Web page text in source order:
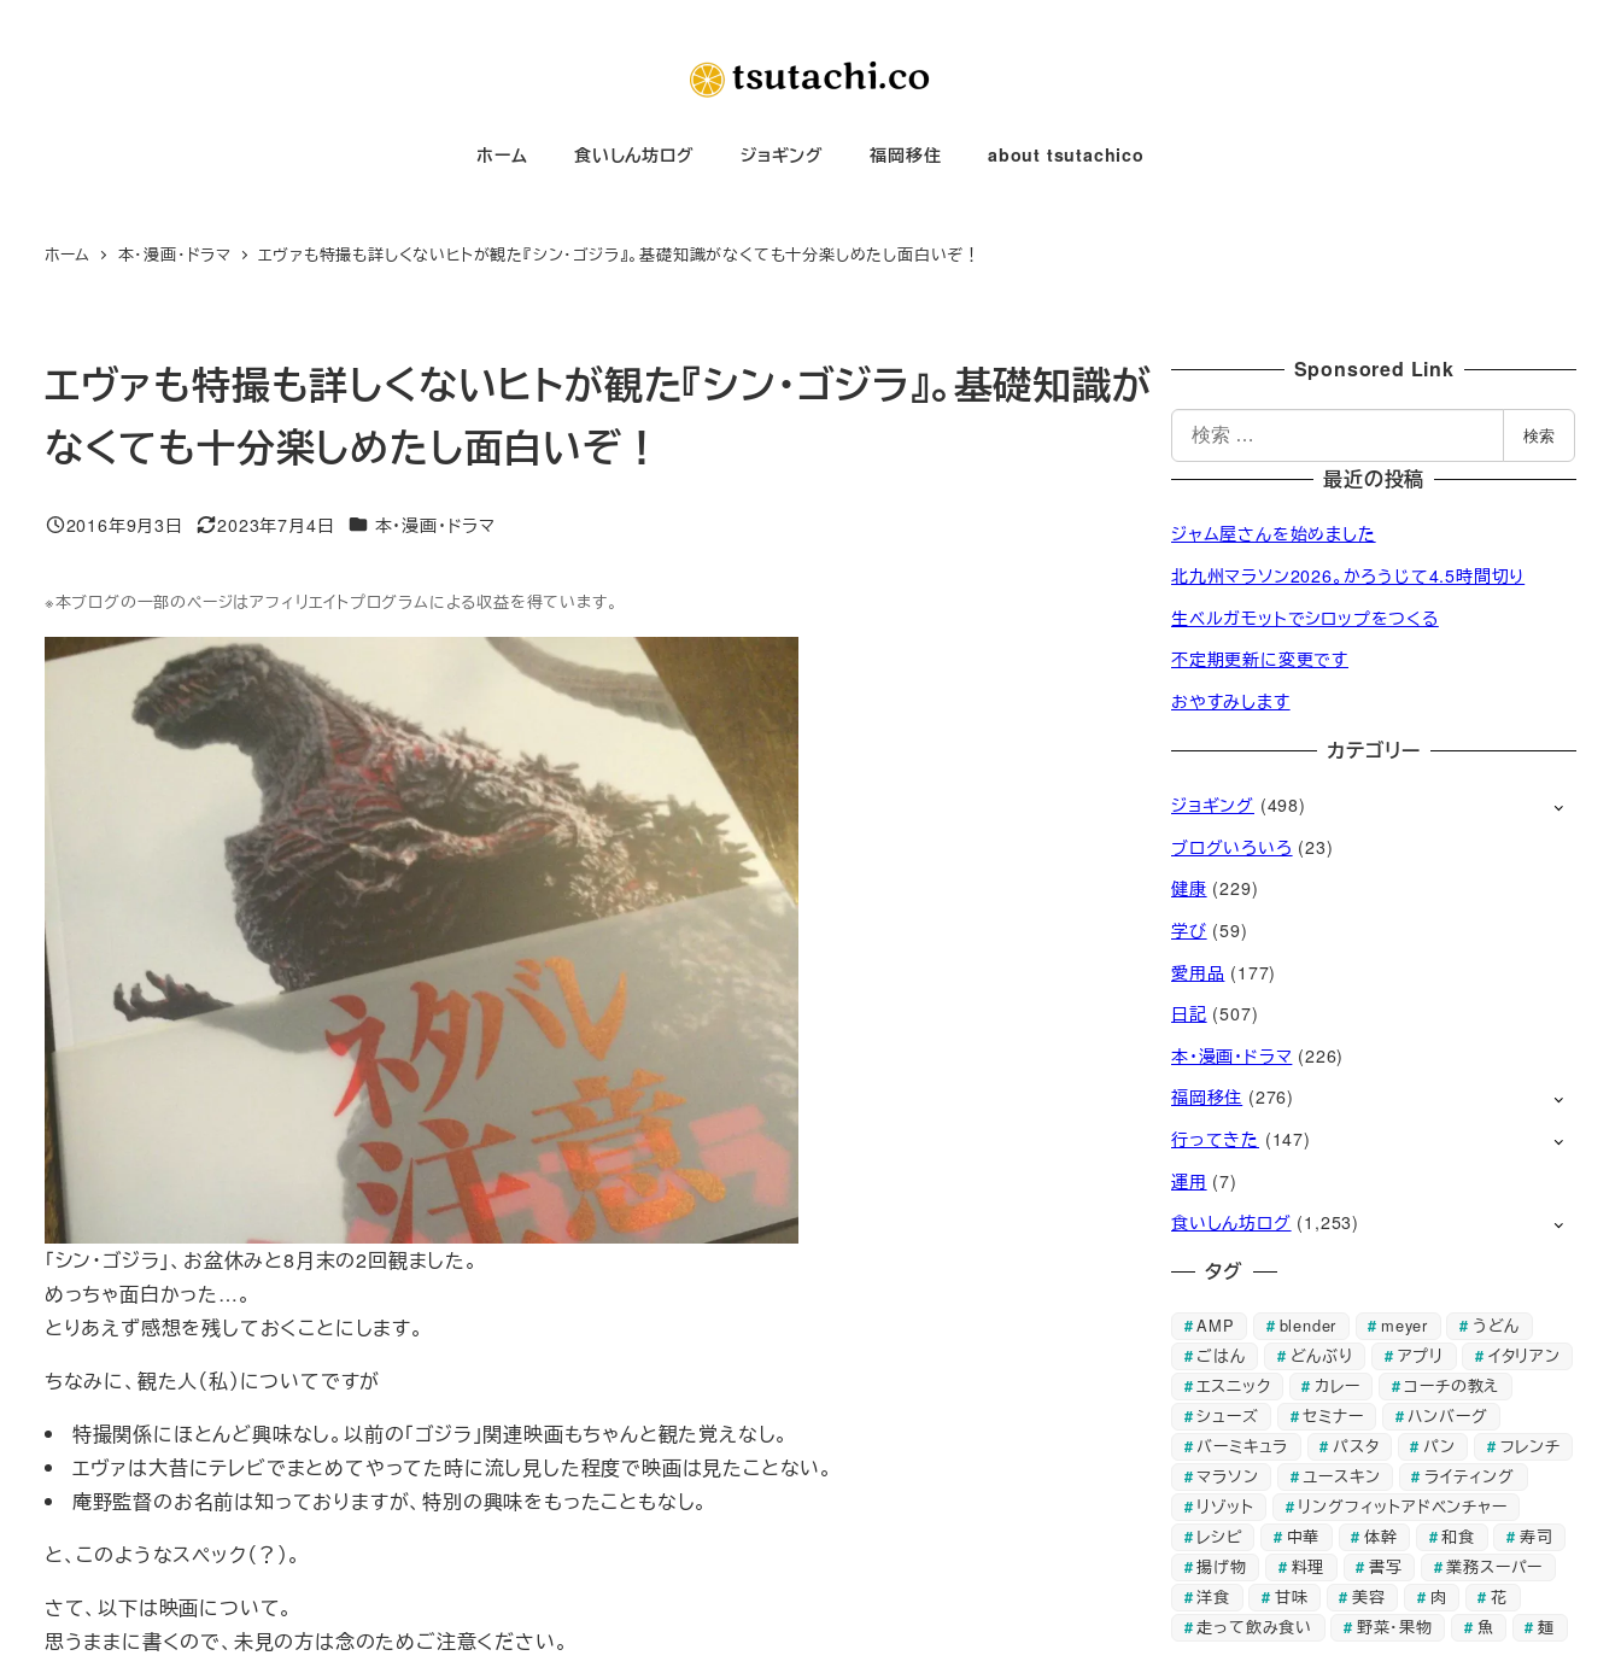
ホーム 食いしん坊ログ ジョギング 福岡移住 about tsutachico
ホーム 本・漫画・ドラマ エヴァも特撮も詳しくないヒトが観た『シン・ゴジラ』。基礎知識がなくても十分楽しめたし面白いぞ！
エヴァも特撮も詳しくないヒトが観た『シン・ゴジラ』。基礎知識が
なくても十分楽しめたし面白いぞ！
投稿日
2016年9月3日
更新日
2023年7月4日 カテゴリー
本・漫画・ドラマ
※本ブログの一部のページはアフィリエイトプログラムによる収益を得ています。
「シン・ゴジラ」、お盆休みと8月末の2回観ました。
めっちゃ面白かった…。
とりあえず感想を残しておくことにします。
ちなみに、観た人（私）についてですが
特撮関係にほとんど興味なし。以前の「ゴジラ」関連映画もちゃんと観た覚えなし。
エヴァは大昔にテレビでまとめてやってた時に流し見した程度で映画は見たことない。
庵野監督のお名前は知っておりますが、特別の興味をもったこともなし。
と、このようなスペック（？）。
さて、以下は映画について。
思うままに書くので、未見の方は念のためご注意ください。
Sponsored Link
索
検索
最近の投稿
ジャム屋さんを始めました
北九州マラソン2026。かろうじて4.5時間切り
生ベルガモットでシロップをつくる
不定期更新に変更です
おやすみします
カテゴリー
ジョギング (498)
ブログいろいろ (23)
健康 (229)
学び (59)
愛用品 (177)
日記 (507)
本・漫画・ドラマ (226)
福岡移住 (276)
行ってきた (147)
運用 (7)
食いしん坊ログ (1,253)
タグ
AMP blender meyer
うどん
ごはん
どんぶり アプリ
イタリアン
エスニック
カレー
コーチの教え
シューズ
セミナー
ハンバーグ
バーミキュラ
パスタ パン
フレンチ
マラソン
ユースキン
ライティング
リゾット
リングフィットアドベンチャー
レシピ
中華 体幹 和食
寿司
揚げ物
料理 書写
業務スーパー
洋食
甘味 美容 肉
花
走って飲み食い
野菜・果物 魚 麺